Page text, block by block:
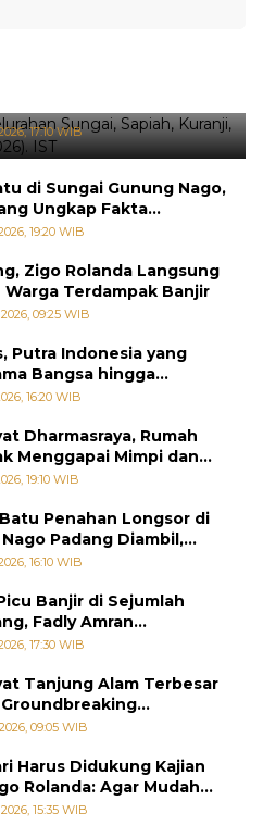
Titik Banjir Terdeteksi di
17:10 WIB
di Sungai Gunung Nago,
Ungkap Fakta
19:20 WIB
Zigo Rolanda Langsung
Terdampak Banjir
09:25 WIB
Putra Indonesia yang
Bangsa hingga
Buku Jepang
16:20 WIB
Dharmasraya, Rumah
Menggapai Mimpi dan
Kemiskinan
19:10 WIB
Penahan Longsor di
Padang Diambil,
Bencana Terulang
16:10 WIB
Banjir di Sejumlah
Fadly Amran
Siaga
17:30 WIB
Tanjung Alam Terbesar
09:05 WIB
Harus Didukung Kajian
Rolanda: Agar Mudah
di Kementerian
15:35 WIB